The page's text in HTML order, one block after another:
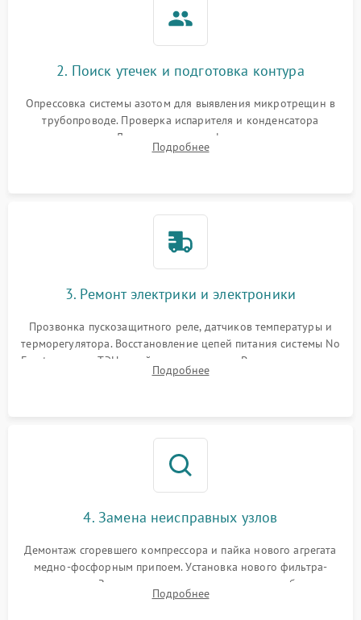
2. Поиск утечек и подготовка контура
Опрессовка системы азотом для выявления микротрещин в
трубопроводе. Проверка испарителя и конденсатора
течеискателем. Демонтаж старого фильтра-осушителя и
продувка капиллярной трубки для устранения засоров.
Подробнее
3. Ремонт электрики и электроники
Прозвонка пускозащитного реле, датчиков температуры и
терморегулятора. Восстановление цепей питания системы No
Frost, включая ТЭН оттайки и вентилятор. Ремонт или замена
платы управления при сбоях алгоритмов.
Подробнее
4. Замена неисправных узлов
Демонтаж сгоревшего компрессора и пайка нового агрегата
медно-фосфорным припоем. Установка нового фильтра-
осушителя. Замена изношенных вентиляторов обдува,
сломанных заслонок или поврежденных дверных петель.
Подробнее